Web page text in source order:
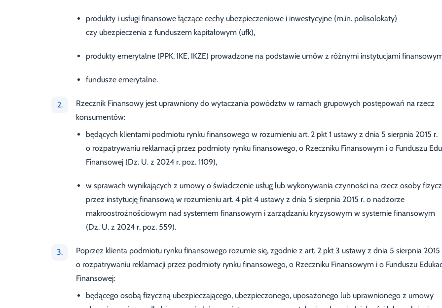
produkty i usługi finansowe łączące cechy ubezpieczeniowe i inwestycyjne (m.in. polisolokaty)
czy ubezpieczenia z funduszem kapitałowym (ufk),
produkty emerytalne (PPK, IKE, IKZE) prowadzone na podstawie umów z różnymi instytucjami
fundusze emerytalne.
Rzecznik Finansowy jest uprawniony do wytaczania powództw w ramach grupowych postępowań na rzecz
konsumentów:
będących klientami podmiotu rynku finansowego w rozumieniu art. 2 pkt 1 ustawy z dnia 5 sierpnia 2015 r.
o rozpatrywaniu reklamacji przez podmioty rynku finansowego, o Rzeczniku Finansowym i o Funduszu
Finansowej (Dz. U. z 2024 r. poz. 1109),
w sprawach wynikających z umowy o świadczenie usług lub wykonywania czynności na rzecz osoby
przez instytucję finansową w rozumieniu art. 4 pkt 4 ustawy z dnia 5 sierpnia 2015 r. o nadzorze
makroostrożnościowym nad systemem finansowym i zarządzaniu kryzysowym w systemie finansowym
(Dz. U. z 2024 r. poz. 559).
Poprzez klienta podmiotu rynku finansowego rozumie się, zgodnie z art. 2 pkt 3 ustawy z dnia 5 sierpnia 2015
o rozpatrywaniu reklamacji przez podmioty rynku finansowego, o Rzeczniku Finansowym i o Funduszu
Finansowej:
będącego osobą fizyczną ubezpieczającego, ubezpieczonego, uposażonego lub uprawnionego z umowy